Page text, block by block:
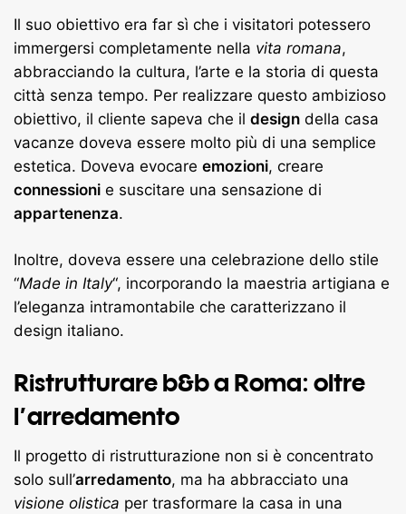
Il suo obiettivo era far sì che i visitatori potessero
immergersi completamente nella vita romana,
abbracciando la cultura, l’arte e la storia di questa
città senza tempo. Per realizzare questo ambizioso
obiettivo, il cliente sapeva che il design della casa
vacanze doveva essere molto più di una semplice
estetica. Doveva evocare emozioni, creare
connessioni e suscitare una sensazione di
appartenenza.
Inoltre, doveva essere una celebrazione dello stile
“Made in Italy“, incorporando la maestria artigiana e
l’eleganza intramontabile che caratterizzano il
design italiano.
Ristrutturare b&b a Roma: oltre
l’arredamento
Il progetto di ristrutturazione non si è concentrato
solo sull’arredamento, ma ha abbracciato una
visione olistica per trasformare la casa in una